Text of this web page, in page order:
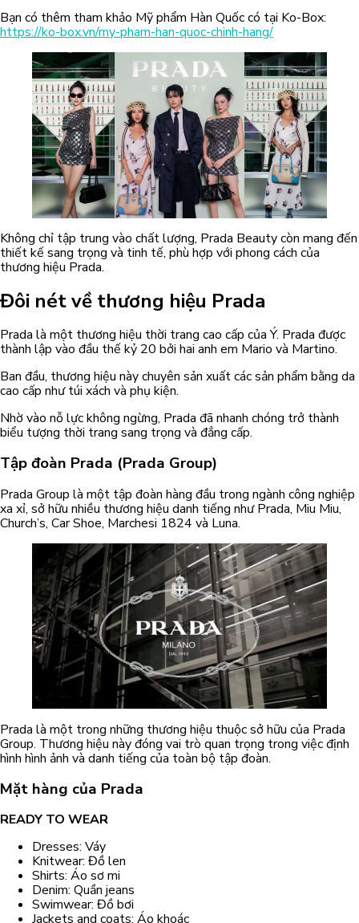
Bạn có thêm tham khảo Mỹ phẩm Hàn Quốc có tại Ko-Box:
https://ko-box.vn/my-pham-han-quoc-chinh-hang/
Không chỉ tập trung vào chất lượng, Prada Beauty còn mang đến
thiết kế sang trọng và tinh tế, phù hợp với phong cách của
thương hiệu Prada.
Đôi nét về thương hiệu Prada
Prada là một thương hiệu thời trang cao cấp của Ý. Prada được
thành lập vào đầu thế kỷ 20 bởi hai anh em Mario và Martino.
Ban đầu, thương hiệu này chuyên sản xuất các sản phẩm bằng da
cao cấp như túi xách và phụ kiện.
Nhờ vào nỗ lực không ngừng, Prada đã nhanh chóng trở thành
biểu tượng thời trang sang trọng và đẳng cấp.
Tập đoàn Prada (Prada Group)
Prada Group là một tập đoàn hàng đầu trong ngành công nghiệp
xa xỉ, sở hữu nhiều thương hiệu danh tiếng như Prada, Miu Miu,
Church’s, Car Shoe, Marchesi 1824 và Luna.
Prada là một trong những thương hiệu thuộc sở hữu của Prada
Group. Thương hiệu này đóng vai trò quan trọng trong việc định
hình hình ảnh và danh tiếng của toàn bộ tập đoàn.
Mặt hàng của Prada
READY TO WEAR
Dresses: Váy
Knitwear: Đồ len
Shirts: Áo sơ mi
Denim: Quần jeans
Swimwear: Đồ bơi
Jackets and coats: Áo khoác